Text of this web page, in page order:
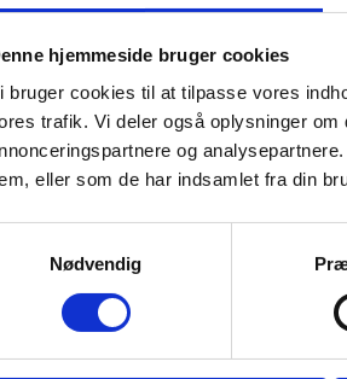
hjemmeside bruger cookies
bruger cookies til at tilpasse vores
trafik. Vi deler også oplysninger
og
eller som de har indsamlet fra din
Nødvendig